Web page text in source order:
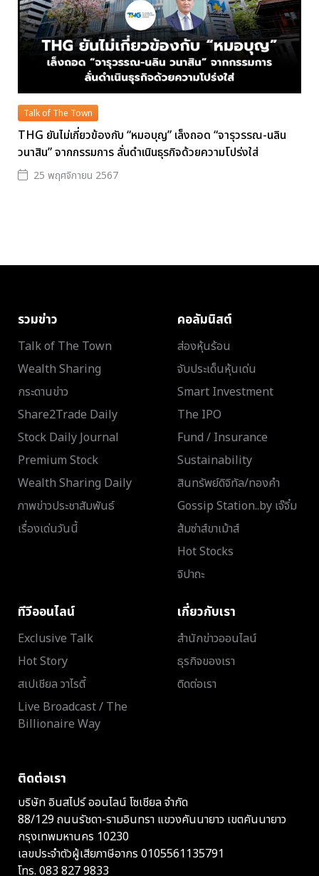
Talk of The Town
THG ยันไม่เกี่ยวข้องกับ “หมอบุญ” เล็งถอด “จารุวรรณ-นลิน
วนาสิน” จากกรรมการ ลั่นดำเนินธุรกิจด้วยความโปร่งใส่
25 พฤศจิกายน 2567
รวมข่าว
Talk of The Town
Wealth Sharing
กระดานข่าว
Share2Trade Daily
Stock Daily Journal
Premium Stock
Wealth Sharing Daily
ภาพข่าวประชาสัมพันธ์
เรื่องเด่นวันนี้
คอลัมนิสต์
ส่องหุ้นร้อน
จับประเด็นหุ้นเด่น
Smart Investment
The IPO
Fund / Insurance
Sustainability
สินทรัพย์ดิจิทัล/ทองคำ
Gossip Station..by เจ๊จิ๋ม
ส้มซ่าส์ขาเม้าส์
Hot Stocks
จิปาถะ
ทีวีออนไลน์
Exclusive Talk
Hot Story
สเปเชียล วาไรตี้
Live Broadcast / The
Billionaire Way
เกี่ยวกับเรา
สำนักข่าวออนไลน์
ธุรกิจของเรา
ติดต่อเรา
ติดต่อเรา
บริษัท อินสไปร์ ออนไลน์ โซเชียล จำกัด
88/129 ถนนรัชดา-รามอินทรา แขวงคันนายาว เขตคันนายาว
กรุงเทพมหานคร 10230
เลขประจำตัวผู้เสียภาษีอากร 0105561135791
โทร. 083 827 9833